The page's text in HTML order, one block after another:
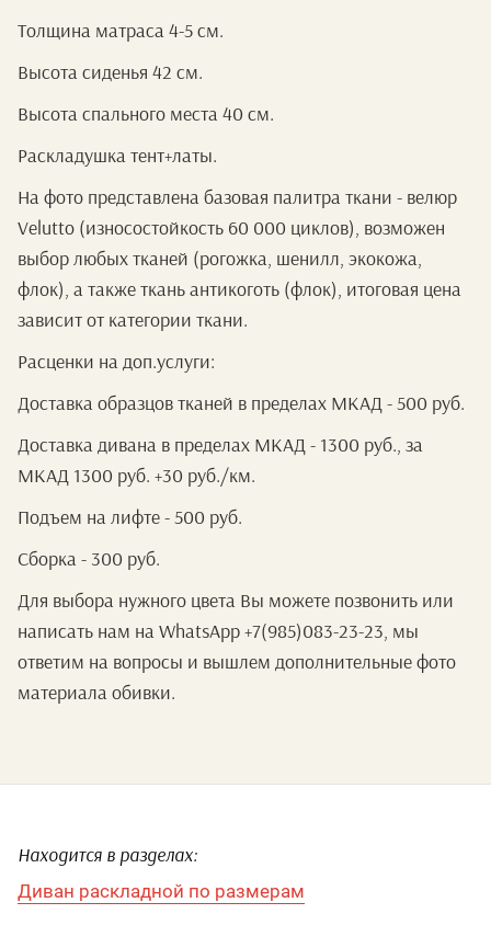
Толщина матраса 4-5 см.
Высота сиденья 42 см.
Высота спального места 40 см.
Раскладушка тент+латы.
На фото представлена базовая палитра ткани - велюр
Velutto (износостойкость 60 000 циклов), возможен
выбор любых тканей (рогожка, шенилл, экокожа,
флок), а также ткань антикоготь (флок), итоговая цена
зависит от категории ткани.
Расценки на доп.услуги:
Доставка образцов тканей в пределах МКАД - 500 руб.
Доставка дивана в пределах МКАД - 1300 руб., за
МКАД 1300 руб. +30 руб./км.
Подъем на лифте - 500 руб.
Сборка - 300 руб.
Для выбора нужного цвета Вы можете позвонить или
написать нам на WhatsApp +7(985)083-23-23, мы
ответим на вопросы и вышлем дополнительные фото
материала обивки.
Находится в разделах:
Диван раскладной по размерам